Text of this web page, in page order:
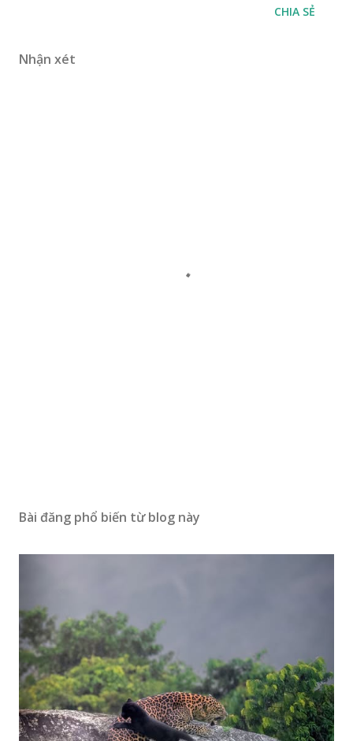
CHIA SẺ
Nhận xét
Bài đăng phổ biến từ blog này